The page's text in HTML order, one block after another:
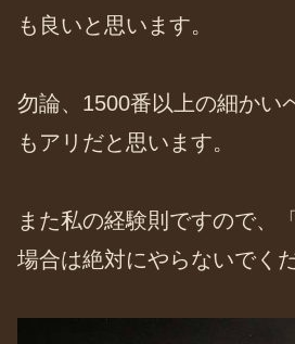
も良いと思います。
勿論、1500番以上の細かい
もアリだと思います。
また私の経験則ですので、
場合は絶対にやらないでく